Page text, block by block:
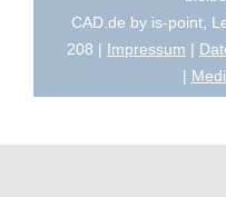
CAD.de by is-point,
208 | Impressum |
|